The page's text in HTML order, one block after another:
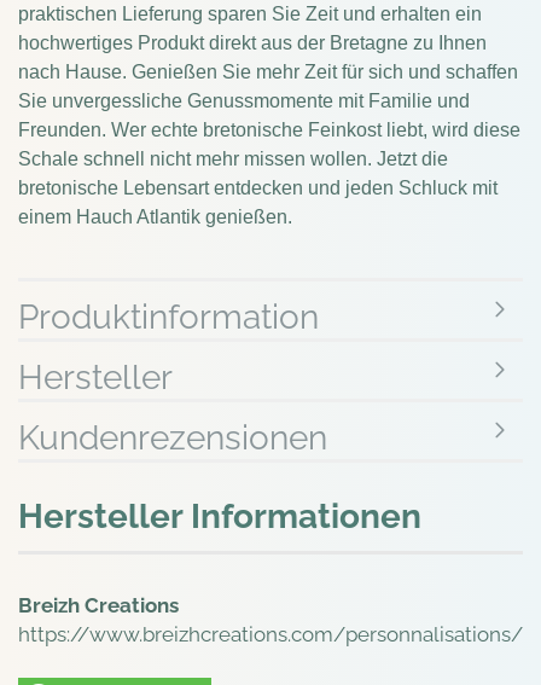
praktischen Lieferung sparen Sie Zeit und erhalten ein
hochwertiges Produkt direkt aus der Bretagne zu Ihnen
nach Hause. Genießen Sie mehr Zeit für sich und schaffen
Sie unvergessliche Genussmomente mit Familie und
Freunden. Wer echte bretonische Feinkost liebt, wird diese
Schale schnell nicht mehr missen wollen. Jetzt die
bretonische Lebensart entdecken und jeden Schluck mit
einem Hauch Atlantik genießen.
Produktinformation
Hersteller
Kundenrezensionen
Hersteller Informationen
Breizh Creations
https://www.breizhcreations.com/personnalisations/